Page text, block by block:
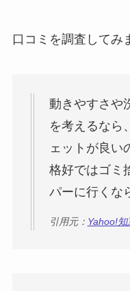
口コミを調査してみ
動きやすさや
を考えるなら
ェットが良い
格好ではゴミ
パーに行くな
引用元： Yahoo!知